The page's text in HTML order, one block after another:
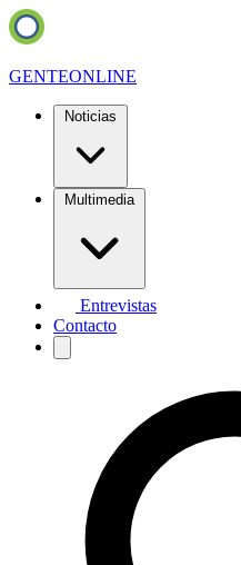
GENTEONLINE
Noticias
Multimedia
Entrevistas
Contacto